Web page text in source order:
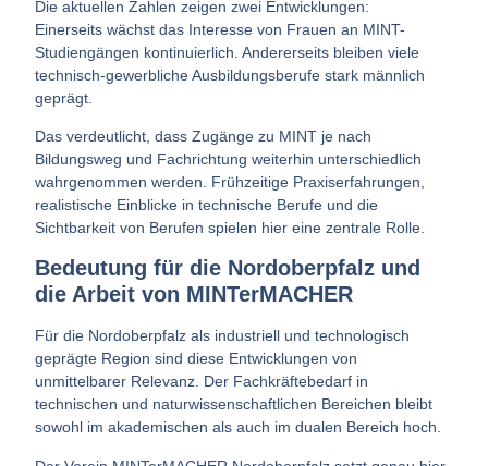
Die aktuellen Zahlen zeigen zwei Entwicklungen:
Einerseits wächst das Interesse von Frauen an MINT-
Studiengängen kontinuierlich. Andererseits bleiben viele
technisch-gewerbliche Ausbildungsberufe stark männlich
geprägt.
Das verdeutlicht, dassZugänge zu MINT je nach
Bildungsweg und Fachrichtung weiterhin unterschiedlich
wahrgenommen werden. Frühzeitige Praxiserfahrungen,
realistische Einblicke in technische Berufe und die
Sichtbarkeit von Berufen spielen hier eine zentrale Rolle.
Bedeutung für die Nordoberpfalz und
die Arbeit von MINTerMACHER
Für die Nordoberpfalz als industriell und technologisch
geprägte Region sind diese Entwicklungen von
unmittelbarer Relevanz. Der Fachkräftebedarf in
technischen und naturwissenschaftlichen Bereichen bleibt
sowohl im akademischen als auch im dualen Bereich hoch.